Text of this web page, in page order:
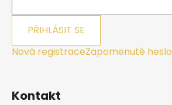
PŘIHLÁSIT SE
Nová registraceZapomenuté heslo
Kontakt